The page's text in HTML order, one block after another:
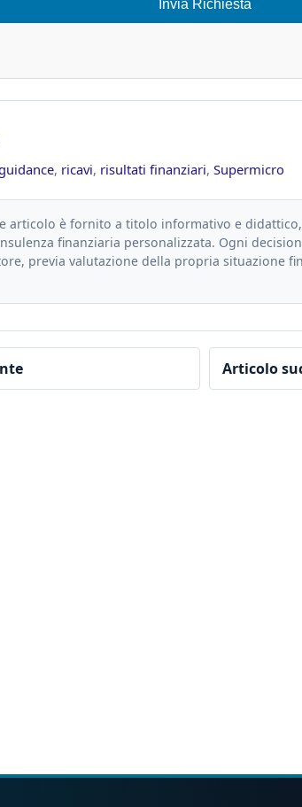
Invia Richiesta
, ricavi, risultati finanziari, Supermicro
articolo è fornito a titolo informativo e
finanziaria personalizzata. Ogni
previa valutazione della propria situazione
Articolo